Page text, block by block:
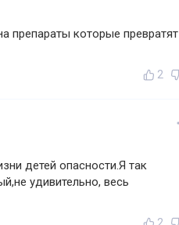
препараты которые превратят
2
детей опасности.Я так
удивительно, весь